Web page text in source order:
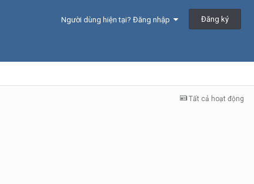
Người dùng hiện tại? Đăng nhập Đăng ký
Tất cả hoạt động